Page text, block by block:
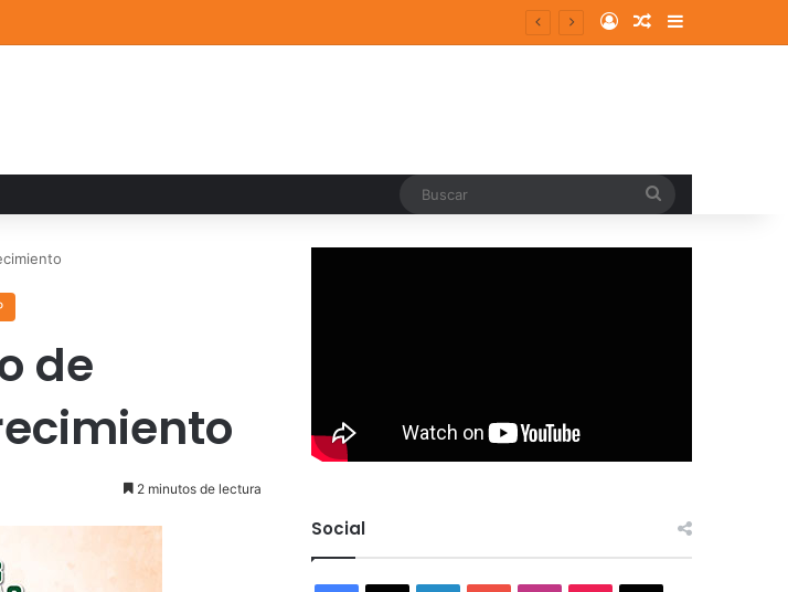
con nuevas obras de artistas emergentes y consolidados Log InRandom Article
Sidebar
de
2 minutos de lectura
Social